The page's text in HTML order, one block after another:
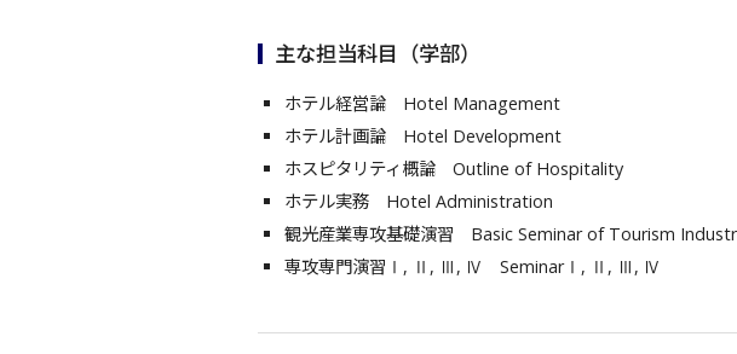
主な担当科目（学部）
ホテル経営論 Hotel Management
ホテル計画論 Hotel Development
ホスピタリティ概論 Outline of Hospitality
ホテル実務 Hotel Administration
観光産業専攻基礎演習 Basic Seminar of Tourism
専攻専門演習Ⅰ, Ⅱ, Ⅲ, Ⅳ SeminarⅠ, Ⅱ, Ⅲ, Ⅳ